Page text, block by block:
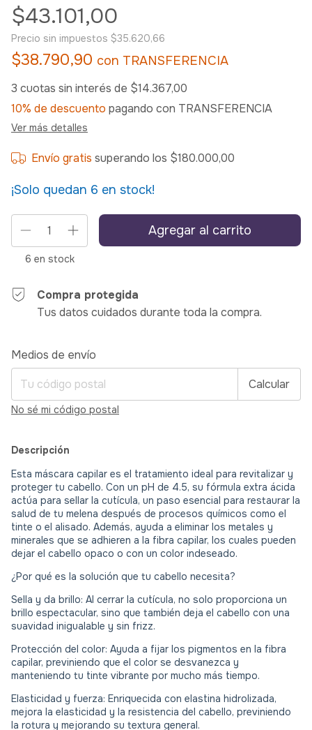
$43.101,00
Precio sin impuestos $35.620,66
$38.790,90 con TRANSFERENCIA
3 cuotas sin interés de $14.367,00
10% de descuento pagando con TRANSFERENCIA
Ver más detalles
Envío gratis superando los $180.000,00
¡Solo quedan 6 en stock!
6 en stock
Compra protegida
Tus datos cuidados durante toda la compra.
Entregas para el CP:
Medios de envío
Calcular
No sé mi código postal
Descripción
Esta máscara capilar es el tratamiento ideal para revitalizar y
proteger tu cabello. Con un pH de 4.5, su fórmula extra ácida
actúa para sellar la cutícula, un paso esencial para restaurar la
salud de tu melena después de procesos químicos como el
tinte o el alisado. Además, ayuda a eliminar los metales y
minerales que se adhieren a la fibra capilar, los cuales pueden
dejar el cabello opaco o con un color indeseado.
¿Por qué es la solución que tu cabello necesita?
Sella y da brillo: Al cerrar la cutícula, no solo proporciona un
brillo espectacular, sino que también deja el cabello con una
suavidad inigualable y sin frizz.
Protección del color: Ayuda a fijar los pigmentos en la fibra
capilar, previniendo que el color se desvanezca y
manteniendo tu tinte vibrante por mucho más tiempo.
Elasticidad y fuerza: Enriquecida con elastina hidrolizada,
mejora la elasticidad y la resistencia del cabello, previniendo
la rotura y mejorando su textura general.